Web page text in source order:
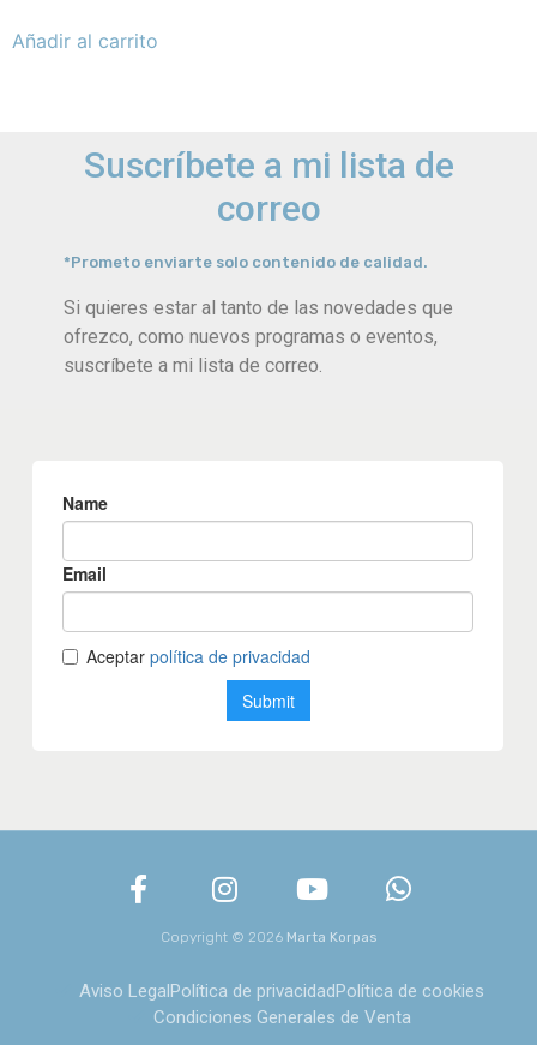
Añadir al carrito
Suscríbete a mi lista de
correo
*Prometo enviarte solo contenido de calidad.
Si quieres estar al tanto de las novedades que
ofrezco, como nuevos programas o eventos,
suscríbete a mi lista de correo.
Copyright © 2026 Marta Korpas
Aviso LegalPolítica de privacidadPolítica de cookies
Condiciones Generales de Venta